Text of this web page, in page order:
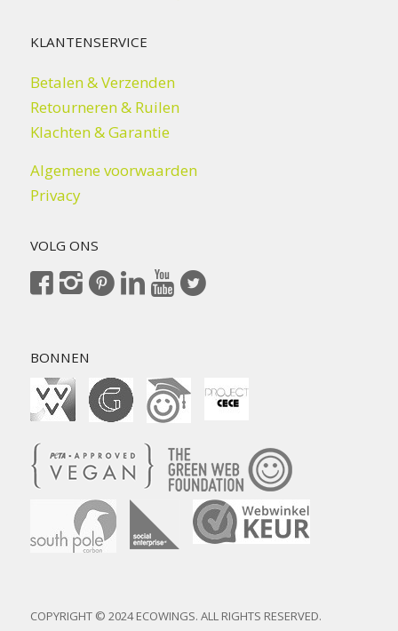
KLANTENSERVICE
Betalen & Verzenden
Retourneren & Ruilen
Klachten & Garantie
Algemene voorwaarden
Privacy
VOLG ONS
BONNEN
COPYRIGHT © 2024 ECOWINGS. ALL RIGHTS RESERVED.